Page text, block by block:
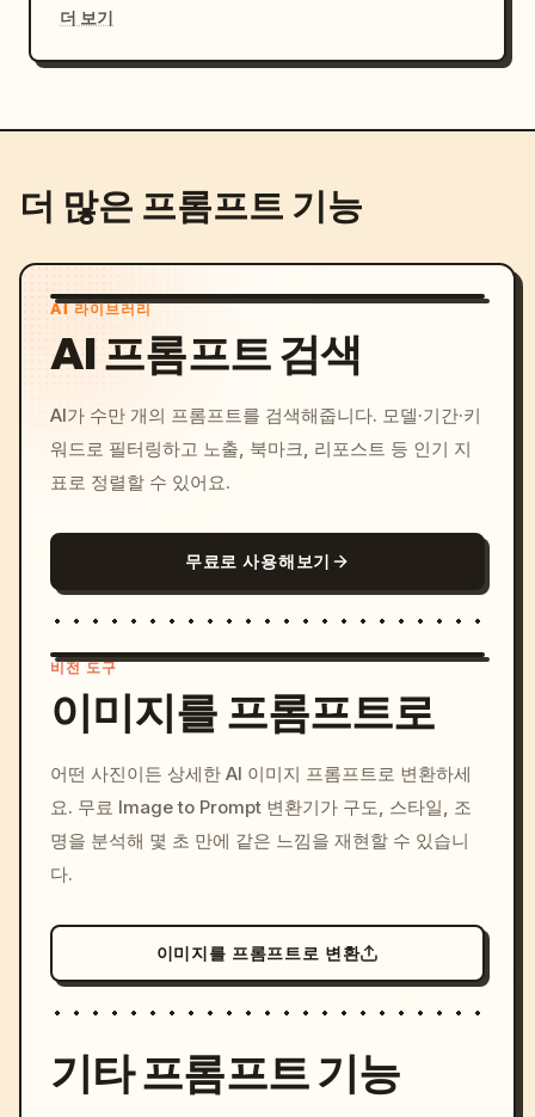
더 보기
더 많은 프롬프트 기능
AI 라이브러리
AI 프롬프트 검색
AI가 수만 개의 프롬프트를 검색해줍니다. 모델·기간·키
워드로 필터링하고 노출, 북마크, 리포스트 등 인기 지
표로 정렬할 수 있어요.
무료로 사용해보기
c, cyberpunk sunset, neon
colors, 8k --v 6.0
비전 도구
이미지를 프롬프트로
어떤 사진이든 상세한 AI 이미지 프롬프트로 변환하세
요. 무료 Image to Prompt 변환기가 구도, 스타일, 조
명을 분석해 몇 초 만에 같은 느낌을 재현할 수 있습니
다.
이미지를 프롬프트로 변환
기타 프롬프트 기능